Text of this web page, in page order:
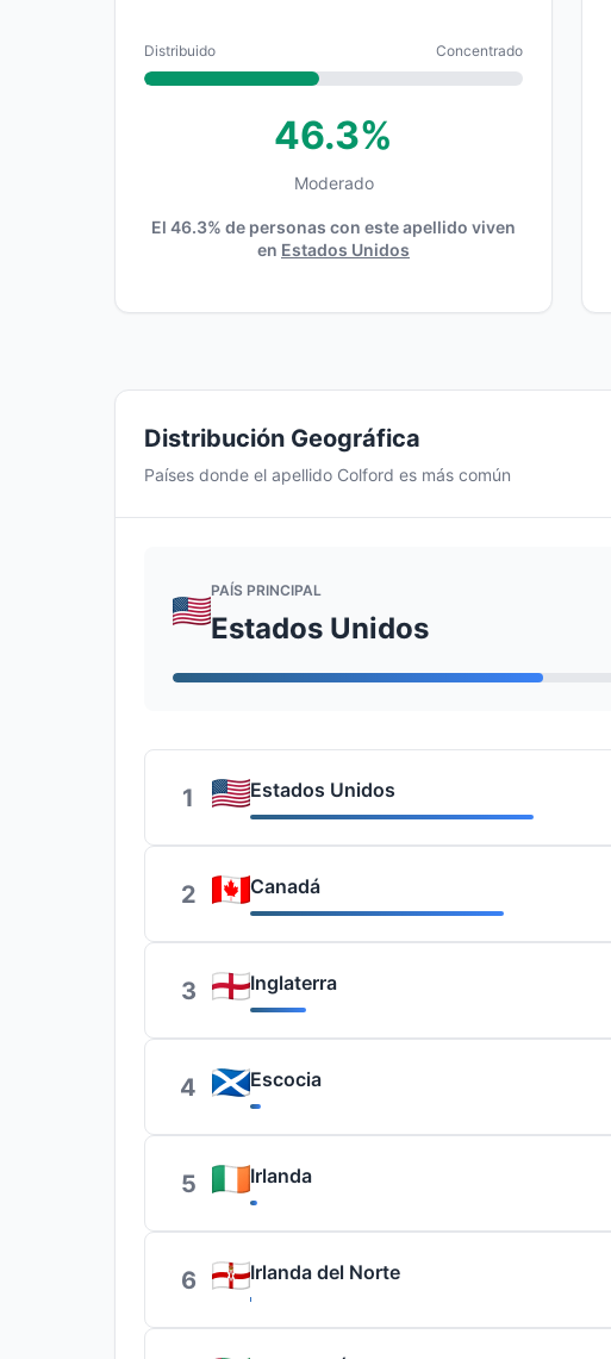
Distribuido Concentrado
46.3%
Moderado
El 46.3% de personas con este apellido viven
en Estados Unidos
Distribución Geográfica
Países donde el apellido Colford es más común
PAÍS PRINCIPAL
Estados Unidos
1 Estados Unidos
2 Canadá
3 Inglaterra
4 Escocia
5 Irlanda
6 Irlanda del Norte